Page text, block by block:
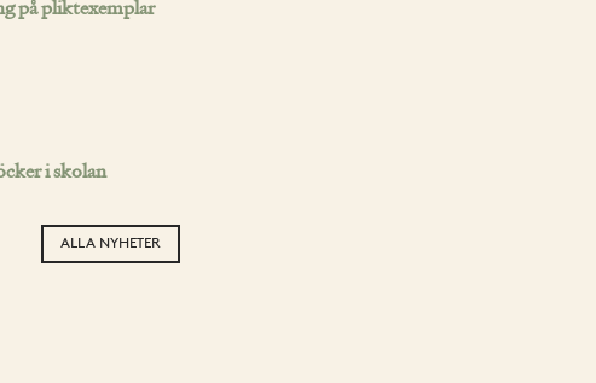
på pliktexemplar
i skolan
ALLA NYHETER